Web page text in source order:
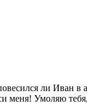
ли Иван в
меня! Умоляю